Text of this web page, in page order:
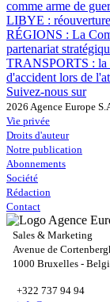
comme arme de
LIBYE :
RÉGIONS : La
partenariat
TRANSPORTS : la
d'accident lors de
Suivez-nous sur
2026 Agence Europe
Vie privée
Droits d'auteur
Notre publication
Abonnements
Société
Rédaction
Contact
Sales & Marketing
Avenue de
1000 Bruxelles -
+322 737 94 94